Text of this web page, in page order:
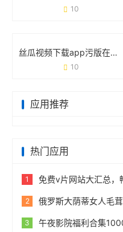
10
丝瓜视频下载app污版在线观看网址版背后的用户需求与使用真相
10
应用推荐
热门应用
1 免费v片网站大汇总，畅享精彩内
2 俄罗斯大荫蒂女人毛茸茸的魅力
3 午夜影院福利合集1000，尽情